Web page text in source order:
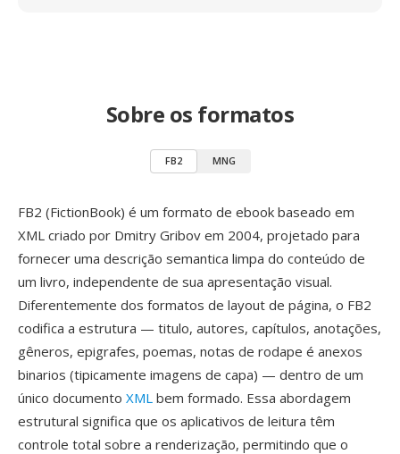
Sobre os formatos
FB2 MNG
FB2 (FictionBook) é um formato de ebook baseado em
XML criado por Dmitry Gribov em 2004, projetado para
fornecer uma descrição semantica limpa do conteúdo de
um livro, independente de sua apresentação visual.
Diferentemente dos formatos de layout de página, o FB2
codifica a estrutura — titulo, autores, capítulos, anotações,
gêneros, epigrafes, poemas, notas de rodape é anexos
binarios (tipicamente imagens de capa) — dentro de um
único documento XML bem formado. Essa abordagem
estrutural significa que os aplicativos de leitura têm
controle total sobre a renderização, permitindo que o